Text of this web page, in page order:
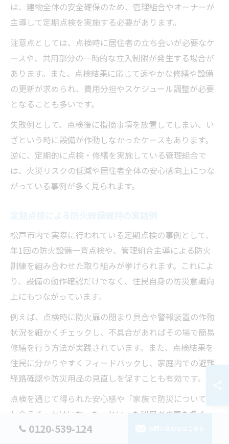
は、建物全体の安全確保のため、管理組合やオーナーが
主導して定期点検を実施する必要があります。
注意点としては、点検時に居住者の立ち会いが必要なケ
ースや、共用部分の一時的な立入制限が発生する場合が
あります。また、点検結果に応じて速やかな修繕や設備
の更新が求められ、費用分担やスケジュール調整が必要
となることも多いです。
失敗例として、点検後に指摘事項を放置してしまい、い
ざという時に設備が作動しなかったケースもあります。
逆に、定期的に点検・修繕を実施している管理組合で
は、火災リスクの低減や居住者全体の安心感向上につな
がっている事例が多く見られます。
松戸市内で実際に行われている定期点検の事例として、
年1回の防火設備一斉点検や、管理組合主導による防火
訓練を組み合わせた取り組みが挙げられます。これによ
り、設備の動作確認だけでなく、住民自身の防災意識向
上にもつながっています。
例えば、点検時に防火扉の閉まり具合や警報装置の作動
状況を細かくチェックし、不具合があればその場で簡易
修繕を行う方法が実践されています。また、点検結果を
住民に分かりやすくフィードバックし、家庭内での避難
経路確認や防災用品の見直しを促すことも有効です。
点検を通じて得られた安心感や「家族で防災について話
し合うきっかけになった」といった利用者の声も多く、
安心安全な暮らしを実現するための重要なステップとな
0120-539-124